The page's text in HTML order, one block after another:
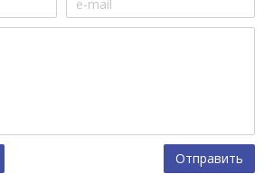
Отправить